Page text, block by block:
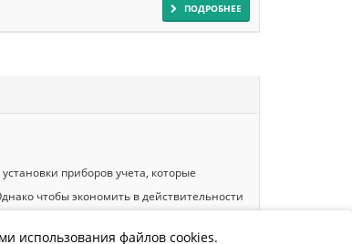
ПОДРОБНЕЕ
приборов учета, которые
чтобы экономить в действительности
использования файлов cookies.